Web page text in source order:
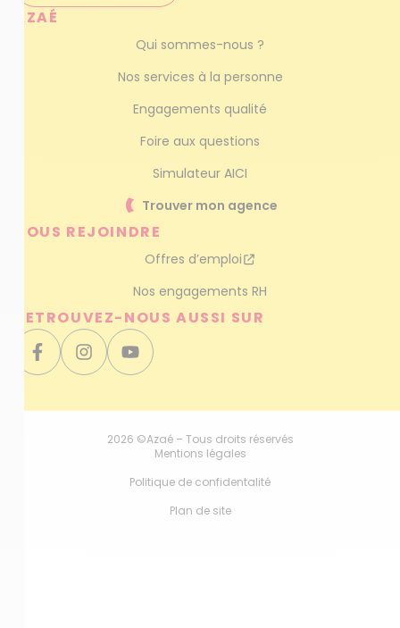
AZAÉ
Qui sommes-nous ?
Nos services à la personne
Engagements qualité
Foire aux questions
Simulateur AICI
Trouver mon agence
NOUS REJOINDRE
Offres d’emploi
Nos engagements RH
RETROUVEZ-NOUS AUSSI SUR
2026 ©Azaé – Tous droits réservés
Mentions légales
Politique de confidentalité
Plan de site